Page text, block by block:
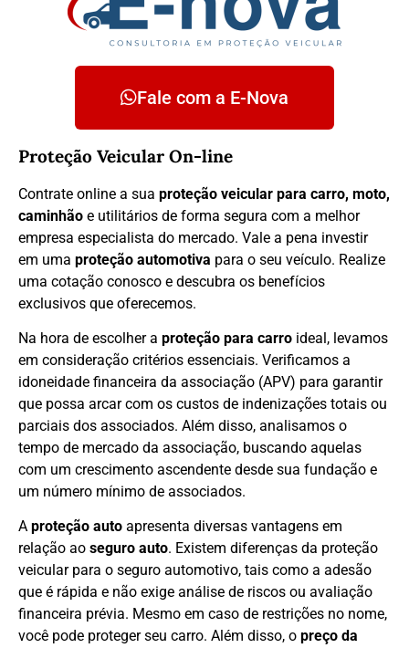
Fale com a E-Nova
Proteção Veicular On-line
Contrate online a sua proteção veicular para carro, moto,
caminhão e utilitários de forma segura com a melhor
empresa especialista do mercado. Vale a pena investir
em uma proteção automotiva para o seu veículo. Realize
uma cotação conosco e descubra os benefícios
exclusivos que oferecemos.
Na hora de escolher a proteção para carro ideal, levamos
em consideração critérios essenciais. Verificamos a
idoneidade financeira da associação (APV) para garantir
que possa arcar com os custos de indenizações totais ou
parciais dos associados. Além disso, analisamos o
tempo de mercado da associação, buscando aquelas
com um crescimento ascendente desde sua fundação e
um número mínimo de associados.
A proteção auto apresenta diversas vantagens em
relação ao seguro auto. Existem diferenças da proteção
veicular para o seguro automotivo, tais como a adesão
que é rápida e não exige análise de riscos ou avaliação
financeira prévia. Mesmo em caso de restrições no nome,
você pode proteger seu carro. Além disso, o preço da